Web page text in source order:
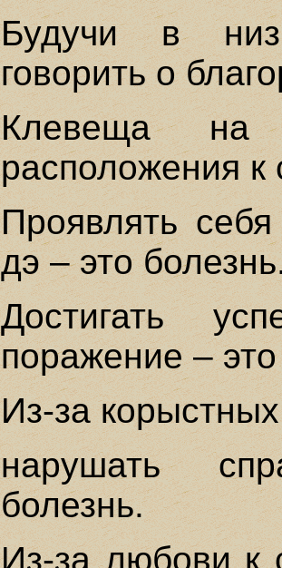
Будучи в
говорить о
Клевеща на
расположения к
Проявлять
дэ – это
Достигать
поражение –
Из-за
нарушать
болезнь.
Из-за любови к